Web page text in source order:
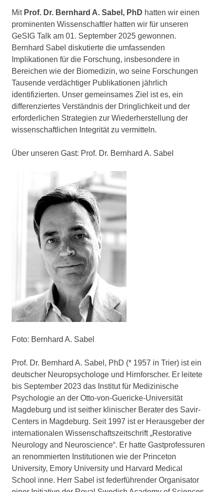
Mit Prof. Dr. Bernhard A. Sabel, PhD hatten wir einen
prominenten Wissenschaftler hatten wir für unseren
GeSIG Talk am 01. September 2025 gewonnen.
Bernhard Sabel diskutierte die umfassenden
Implikationen für die Forschung, insbesondere in
Bereichen wie der Biomedizin, wo seine Forschungen
Tausende verdächtiger Publikationen jährlich
identifizierten. Unser gemeinsames Ziel ist es, ein
differenziertes Verständnis der Dringlichkeit und der
erforderlichen Strategien zur Wiederherstellung der
wissenschaftlichen Integrität zu vermitteln.
Über unseren Gast: Prof. Dr. Bernhard A. Sabel
Foto: Bernhard A. Sabel
Prof. Dr. Bernhard A. Sabel, PhD (* 1957 in Trier) ist ein
deutscher Neuropsychologe und Hirnforscher. Er leitete
bis September 2023 das Institut für Medizinische
Psychologie an der Otto-von-Guericke-Universität
Magdeburg und ist seither klinischer Berater des Savir-
Centers in Magdeburg. Seit 1997 ist er Herausgeber der
internationalen Wissenschaftszeitschrift „Restorative
Neurology and Neuroscience“. Er hatte Gastprofessuren
an renommierten Institutionen wie der Princeton
University, Emory University und Harvard Medical
School inne. Herr Sabel ist federführender Organisator